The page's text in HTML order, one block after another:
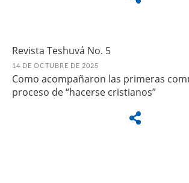
Revista Teshuvá No. 5
14 DE OCTUBRE DE 2025
Como acompañaron las primeras
proceso de “hacerse cristianos”